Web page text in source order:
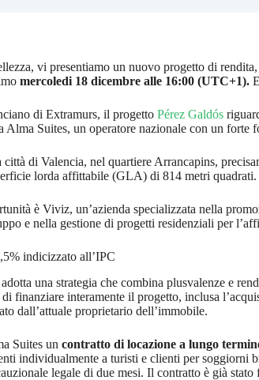
vi presentiamo un nuovo progetto di
mercoledi 18 dicembre alle 16:00 (UTC+1).
di Extramurs, il progetto Pérez Galdós
Alma Suites, un operatore nazionale con un forte
di Valencia, nel quartiere Arrancapins,
lorda affittabile (GLA) di 814 metri
è Viviz, un’azienda specializzata nella
e nella gestione di progetti residenziali per
indicizzato all’IPC
adotta una strategia che combina plusvalenze e
finanziare interamente il progetto, inclusa
dall’attuale proprietario dell’immobile.
Suites un contratto di locazione a lungo
individualmente a turisti e clienti per soggiorni
legale di due mesi. Il contratto è già stato